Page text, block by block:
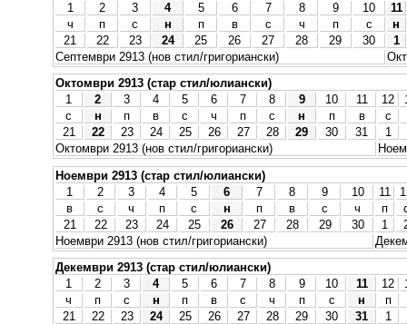
1
2 3 4 5 6 7 8 9 10
11
ч
п с н п в с ч п с
н
21
22 23 24 25 26 27 28 29 30
1
Септември 2913 (нов стил/григориански)
Октомври 2913 (стар стил/юлиански)
1
2 3 4 5 6 7 8 9 10 11 12
с
н п в с ч п с н п в
с
21
22 23 24 25 26 27 28 29 30 31
1
Октомври 2913 (нов стил/григориански)
Ноември 2913 (стар стил/юлиански)
1
2 3 4 5 6 7 8 9 10 11
в
с ч п с н п в с ч п
21
22 23 24 25 26 27 28 29 30 1
Ноември 2913 (нов стил/григориански)
Декември 2913 (стар стил/юлиански)
1
2 3 4 5 6 7 8 9 10 11 12
ч
п с н п в с ч п с н
п
21
22 23 24 25 26 27 28 29 30 31
1